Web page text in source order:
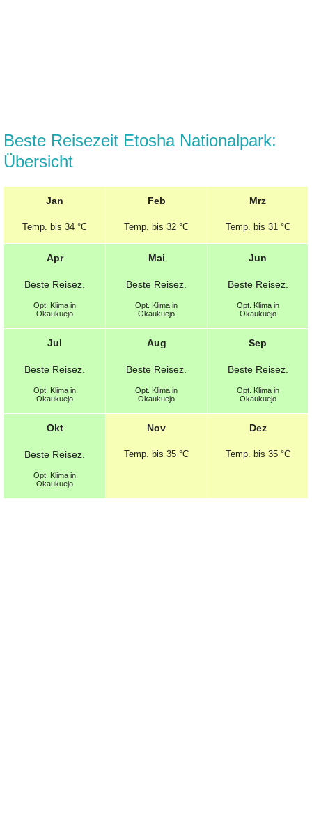
Beste Reisezeit Etosha Nationalpark:
Übersicht
Jan
Temp. bis 34 °C
Feb
Temp. bis 32 °C
Mrz
Temp. bis 31 °C
Apr
Beste Reisez.
Opt. Klima in
Okaukuejo
Mai
Beste Reisez.
Opt. Klima in
Okaukuejo
Jun
Beste Reisez.
Opt. Klima in
Okaukuejo
Jul
Beste Reisez.
Opt. Klima in
Okaukuejo
Aug
Beste Reisez.
Opt. Klima in
Okaukuejo
Sep
Beste Reisez.
Opt. Klima in
Okaukuejo
Okt
Beste Reisez.
Opt. Klima in
Okaukuejo
Nov
Temp. bis 35 °C
Dez
Temp. bis 35 °C